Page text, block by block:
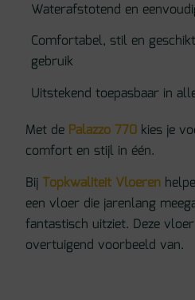
Waterafstotend en
Comfortabel, stil en
gebruik
Uitstekend toepasbaar in
Met de Palazzo 770 kies je
comfort en stijl in één.
Bij Topkwaliteit Vloeren
een vloer die jarenlang
fantastisch uitziet. Deze
overtuigend voorbeeld van.